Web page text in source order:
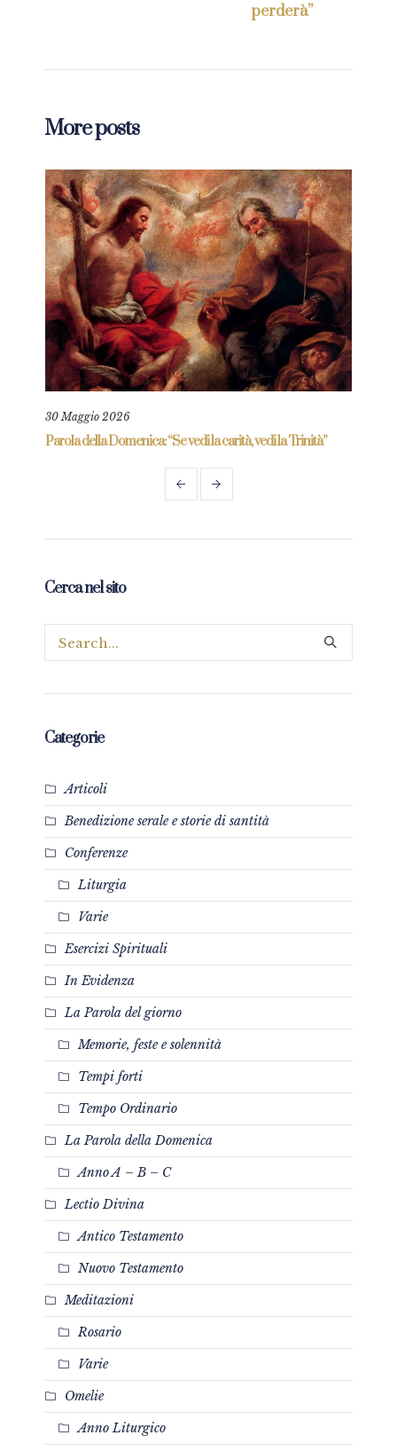
perderà”
More posts
30 Maggio 2026
Parola della Domenica: “Se vedi la carità, vedi la Trinità”
Cerca nel sito
Categorie
Articoli
Benedizione serale e storie di santità
Conferenze
Liturgia
Varie
Esercizi Spirituali
In Evidenza
La Parola del giorno
Memorie, feste e solennità
Tempi forti
Tempo Ordinario
La Parola della Domenica
Anno A – B – C
Lectio Divina
Antico Testamento
Nuovo Testamento
Meditazioni
Rosario
Varie
Omelie
Anno Liturgico